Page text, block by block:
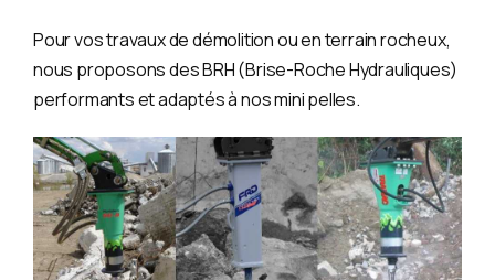
Pour vos travaux de démolition ou en terrain rocheux,
nous proposons des BRH (Brise-Roche Hydrauliques)
performants et adaptés à nos mini pelles.